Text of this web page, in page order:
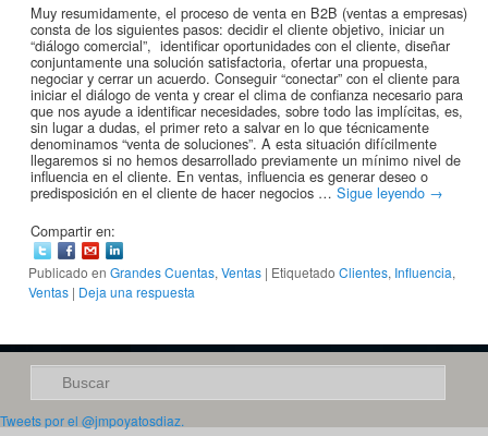
Muy resumidamente, el proceso de venta en B2B (ventas a empresas)
consta de los siguientes pasos: decidir el cliente objetivo, iniciar un
“diálogo comercial”, identificar oportunidades con el cliente, diseñar
conjuntamente una solución satisfactoria, ofertar una propuesta,
negociar y cerrar un acuerdo. Conseguir “conectar” con el cliente para
iniciar el diálogo de venta y crear el clima de confianza necesario para
que nos ayude a identificar necesidades, sobre todo las implícitas, es,
sin lugar a dudas, el primer reto a salvar en lo que técnicamente
denominamos “venta de soluciones”. A esta situación difícilmente
llegaremos si no hemos desarrollado previamente un mínimo nivel de
influencia en el cliente. En ventas, influencia es generar deseo o
predisposición en el cliente de hacer negocios …Sigue leyendo →
Compartir en:
Publicado en Grandes Cuentas,Ventas | Etiquetado Clientes, Influencia,
Ventas | Deja una respuesta
Buscar
Tweets por el @jmpoyatosdiaz.